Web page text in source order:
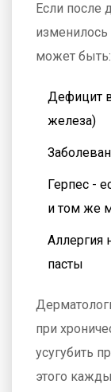
Если после
изменилось
может быть:
Дефицит
железа)
Герпес -
и том же
Аллергия
пасты
при
усугубить
этого